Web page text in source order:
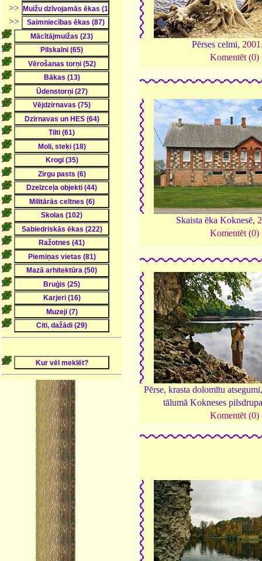
>>
>>
Pērses celmi, 2001
Komentēt (0)
Skaista ēka Koknesē,
Komentēt (0)
Pērse, krasta dolomītu
tālumā Kokneses
Komentēt (0)